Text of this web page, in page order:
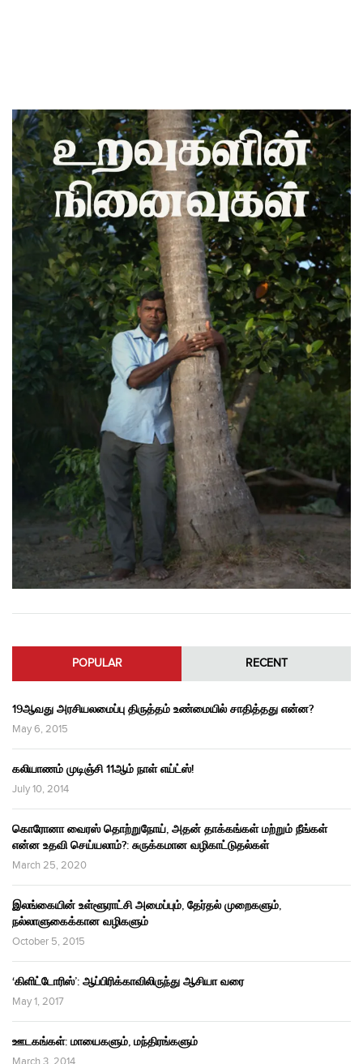
POPULAR RECENT
19ஆவது அரசியலமைப்பு திருத்தம் உண்மையில் சாதித்தது என்ன?
May 6, 2015
கலியாணம் முடிஞ்சி 11ஆம் நாள் எய்ட்ஸ்!
July 10, 2014
கொரோனா வைரஸ் தொற்றுநோய், அதன் தாக்கங்கள் மற்றும் நீங்கள்
என்ன உதவி செய்யலாம்?: சுருக்கமான வழிகாட்டுதல்கள்
March 25, 2020
இலங்கையின் உள்ளூராட்சி அமைப்பும், தேர்தல் முறைகளும்,
நல்லாளுகைக்கான வழிகளும்
October 5, 2015
‘கிளிட்டோரிஸ்’: ஆப்பிரிக்காவிலிருந்து ஆசியா வரை
May 1, 2017
ஊடகங்கள்: மாயைகளும், மந்திரங்களும்
March 3, 2014